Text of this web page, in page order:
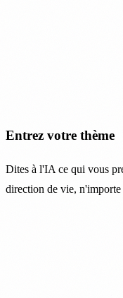
Entrez votre thème
Dites à l'IA ce qui vous
direction de vie,